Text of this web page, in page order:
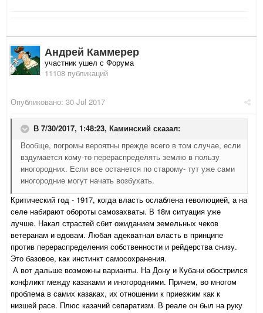
Андрей Каммерер
участник ушел с Форума
11108 публикаций
Опубликовано: 30 Jul 2017
В 7/30/2017, 1:48:23, Каминский сказал:
Вообще, погромы вероятны прежде всего в том случае, если
вздумается кому-то перераспределять землю в пользу
иногородних. Если все останется по старому- тут уже сами
иногородние могут начать возбухать.
Критический год - 1917, когда власть ослаблена геволюцией, а на
селе набирают обороты самозахваты. В 18м ситуация уже
лучше. Накал страстей сбит ожиданием земельных чеков
ветеранам и вдовам. Любая адекватная власть в принципе
против перераспределения собственности и рейдерства снизу.
Это базовое, как инстинкт самосохранения.
А вот дальше возможны варианты. На Дону и Кубани обострился
конфликт между казаками и иногородними. Причем, во многом
проблема в самих казаках, их отношении к приезжим как к
низшей расе. Плюс казачий сепаратизм. В реале он был на руку